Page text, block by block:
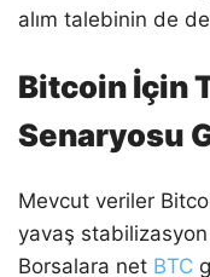
alım talebinin de
Bitcoin İçin
Senaryosu
Mevcut veriler
yavaş
Borsalara net BTC